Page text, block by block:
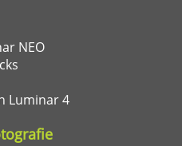
NEO
Luminar 4